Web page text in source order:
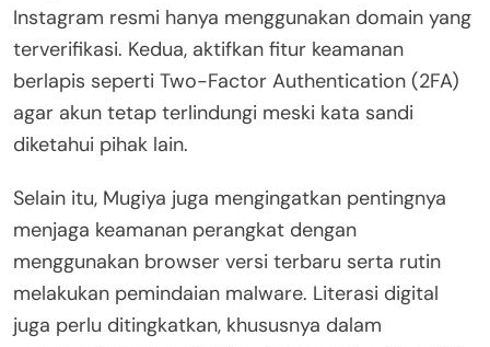
Instagram resmi hanya menggunakan domain yang
terverifikasi. Kedua, aktifkan fitur keamanan
berlapis seperti Two-Factor Authentication (2FA)
agar akun tetap terlindungi meski kata sandi
diketahui pihak lain.
Selain itu, Mugiya juga mengingatkan pentingnya
menjaga keamanan perangkat dengan
menggunakan browser versi terbaru serta rutin
melakukan pemindaian malware. Literasi digital
juga perlu ditingkatkan, khususnya dalam